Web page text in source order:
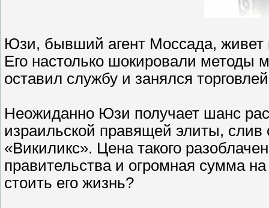
Юзи, бывший агент Моссада, живет
Его настолько шокировали методы
оставил службу и занялся
Неожиданно Юзи получает шанс
израильской правящей элиты,
«Викиликс». Цена такого
правительства и огромная сумма
стоить его жизнь?